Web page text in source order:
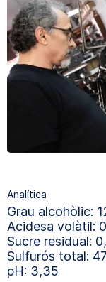
Analítica
Grau alcohòlic:
Acidesa volàtil:
Sucre residual:
Sulfurós total:
pH: 3,35